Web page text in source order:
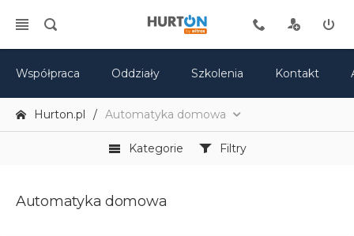
Współpraca Oddziały Szkolenia Kontakt
Hurton.pl Automatyka domowa
Kategorie Filtry
Automatyka domowa